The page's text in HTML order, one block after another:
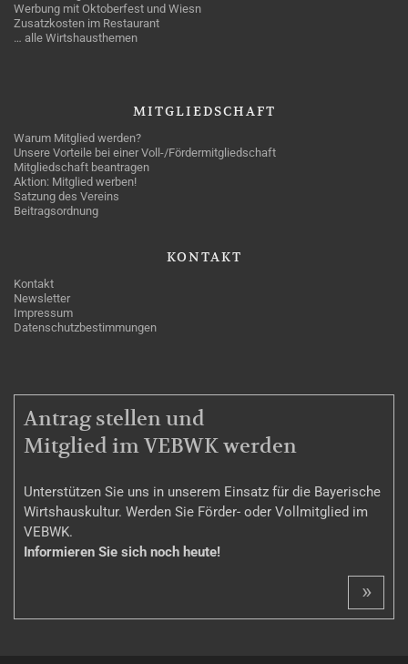
Werbung mit Oktoberfest und Wiesn
Zusatzkosten im Restaurant
… alle Wirtshausthemen
MITGLIEDSCHAFT
Warum Mitglied werden?
Unsere Vorteile bei einer Voll-/Fördermitgliedschaft
Mitgliedschaft beantragen
Aktion: Mitglied werben!
Satzung des Vereins
Beitragsordnung
KONTAKT
Kontakt
Newsletter
Impressum
Datenschutzbestimmungen
MITGLIEDSCHAFT
Antrag stellen und
Mitglied im VEBWK werden
Unterstützen Sie uns in unserem Einsatz für die Bayerische
Wirtshauskultur. Werden Sie Förder- oder Vollmitglied im
VEBWK.
Informieren Sie sich noch heute!
»